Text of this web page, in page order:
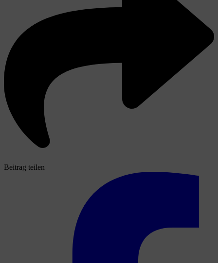
Beitrag teilen